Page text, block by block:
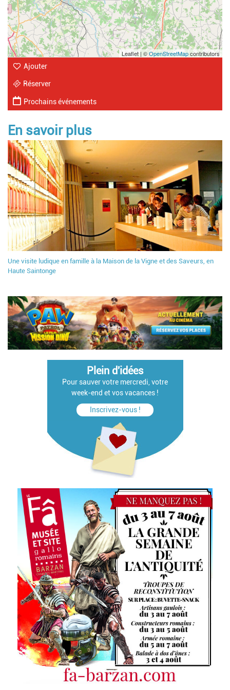
Leaflet | ©OpenStreetMapcontributors
Ajouter
Réserver
Prochains événements
En savoir plus
Une visite ludique en famille à la Maison de la Vigne et des Saveurs, en
Haute Saintonge
Plein d'idées
Pour sauver votre mercredi, votre
week-end et vos vacances !
Inscrivez-vous !